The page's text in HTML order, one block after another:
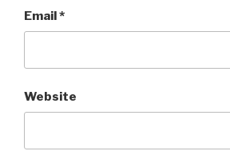
Email*
Website